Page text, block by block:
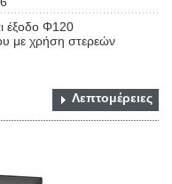
έξοδο Φ120
με χρήση στερεών
Λεπτομέρειες